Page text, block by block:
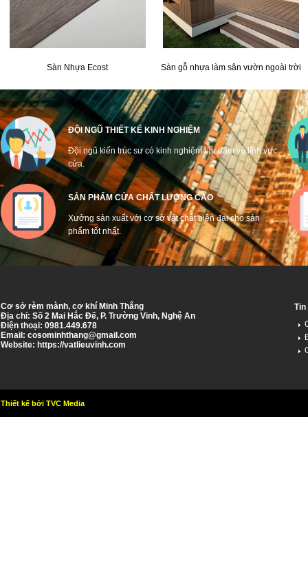
Sàn Nhựa Ecost Sàn gỗ nhựa làm sân vườn ngoài trời
ĐỘI NGŨ THIẾT KẾ KINH NGHIỆM
Đội ngũ kiến trúc sư có kinh nghiệm lâu năm về lĩnh vực
cửa.
SẢN PHẨM CỬA CHẤT LƯỢNG CAO
Xưởng sản xuất với cơ sở vật chất hiện đại cho sản
phẩm tốt nhất.
Cơ sở rèm mành, cơ khí Minh Thắng
Địa chỉ: Số 2 Mai Hắc Đế, P. Trường Vinh, Nghệ An
Điện thoại: 0981.449.678
Email: cosominhthang@gmail.com
Website: https://vatlieuvinh.com
Thiết kế bởi TVC Media